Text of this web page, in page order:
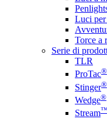
Luci per
Torce a
Serie di
TLR
ProTac®
Stinger®
Wedge®
Stream™